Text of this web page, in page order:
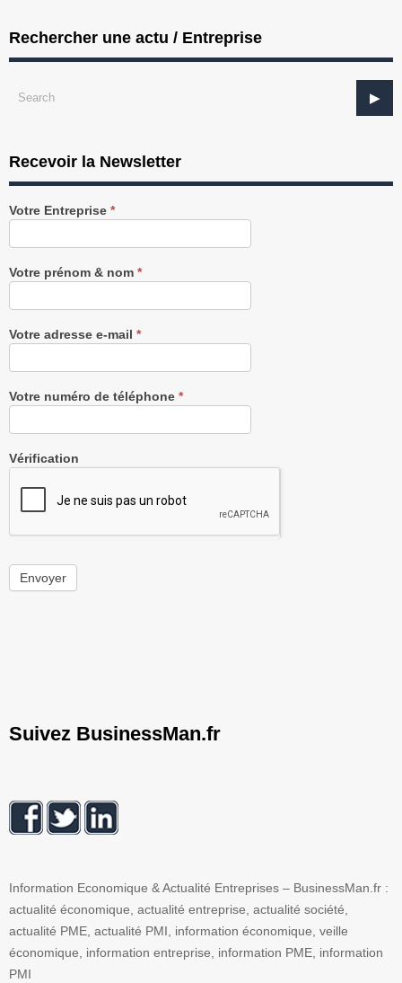
Rechercher une actu / Entreprise
Recevoir la Newsletter
Recevez
notre
gratuitement
Votre Entreprise *
Votre prénom & nom *
Votre adresse e-mail *
Votre numéro de téléphone *
Vérification
Envoyer
Suivez BusinessMan.fr
Information Economique & Actualité Entreprises – BusinessMan.fr :
actualité économique, actualité entreprise, actualité société,
actualité PME, actualité PMI, information économique, veille
économique, information entreprise, information PME, information
PMI